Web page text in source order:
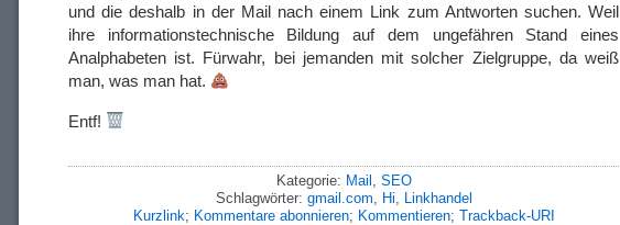
und die deshalb in der Mail nach einem Link zum Antworten suchen. Weil
ihre informationstechnische Bildung auf dem ungefähren Stand eines
Analphabeten ist. Fürwahr, bei jemanden mit solcher Zielgruppe, da weiß
man, was man hat.
Entf!
Kategorie: Mail SEO
Schlagwörter: gmail.com Hi
Linkhandel
Kurzlink; Kommentare abonnieren; Kommentieren; Trackback-URI